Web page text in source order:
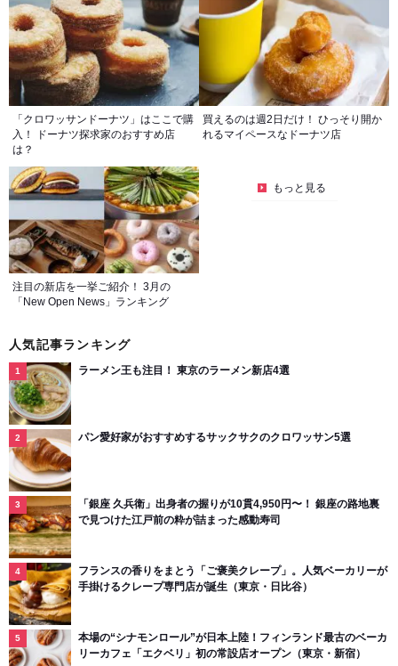
「クロワッサンドーナツ」はここで購
入！ ドーナツ探求家のおすすめ店
は？
買えるのは週2日だけ！ ひっそり開か
れるマイペースなドーナツ店
注目の新店を一挙ご紹介！ 3月の
「New Open News」ランキング
もっと見る
人気記事ランキング
ラーメン王も注目！ 東京のラーメン新店4選
パン愛好家がおすすめするサックサクのクロワッサン5選
「銀座 久兵衛」出身者の握りが10貫4,950円〜！ 銀座の路地裏
で見つけた江戸前の粋が詰まった感動寿司
フランスの香りをまとう「ご褒美クレープ」。人気ベーカリーが
手掛けるクレープ専門店が誕生（東京・日比谷）
本場の“シナモンロール”が日本上陸！フィンランド最古のベーカ
リーカフェ「エクベリ」初の常設店オープン（東京・新宿）